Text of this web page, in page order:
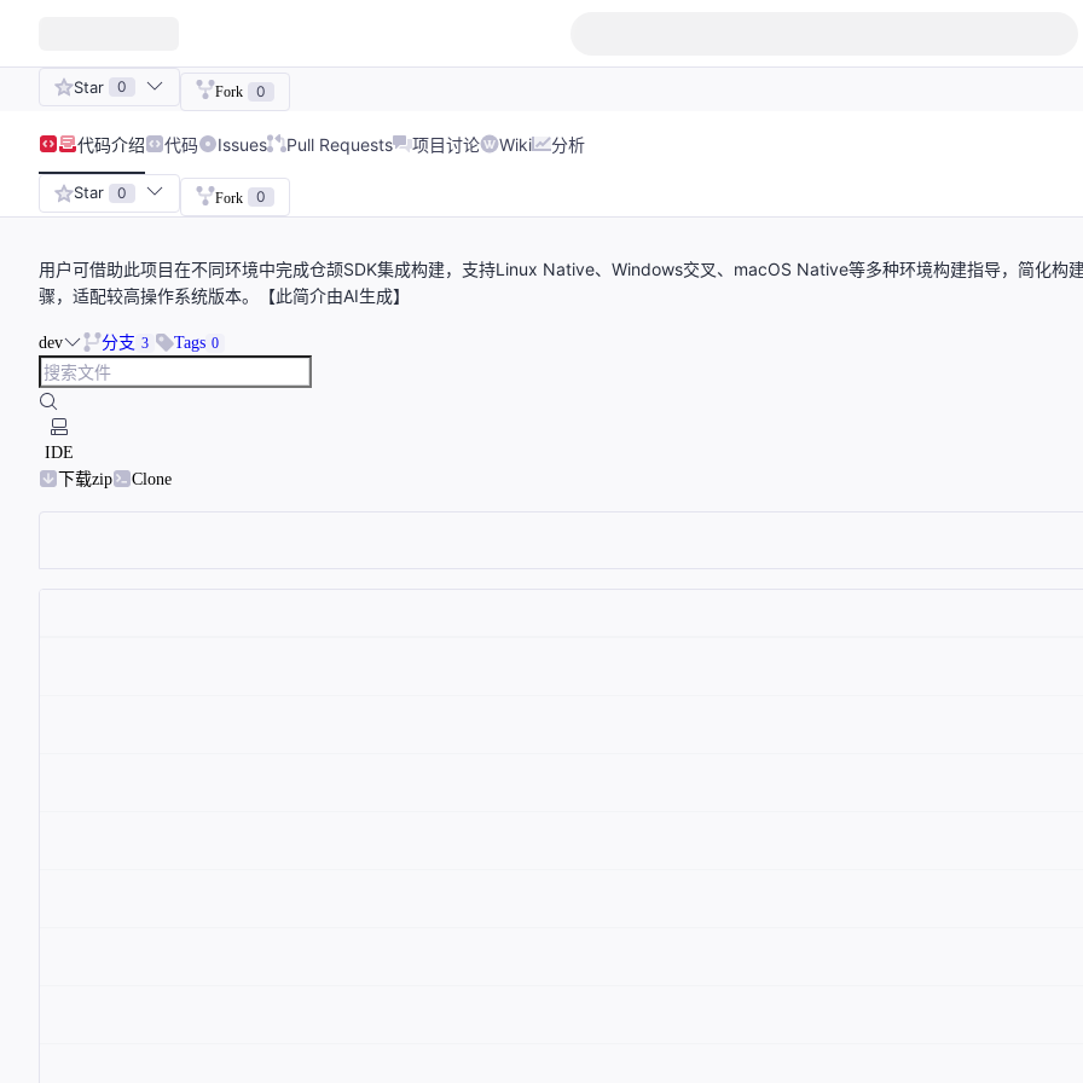
Star 0 Fork 0
代码介绍 代码 Issues Pull Requests 项目讨论 Wiki 分析
Star 0 Fork 0
用户可借助此项目在不同环境中完成仓颉SDK集成构建，支持Linux Native、Windows交叉、macOS Native等多种环境构建指导，简化构
骤，适配较高操作系统版本。【此简介由AI生成】
dev 分支 3 Tags 0
IDE
下载zip
Clone